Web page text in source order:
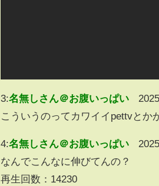
3:名無しさん＠お腹いっぱい
こういうのってカワイイpettvとか
4:名無しさん＠お腹いっぱい
なんでこんなに伸びてんの？
再生回数：14230